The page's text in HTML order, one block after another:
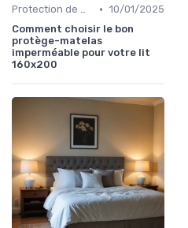
Protection de matelas • 10/01/2025
Comment choisir le bon
protège-matelas
imperméable pour votre lit
160x200